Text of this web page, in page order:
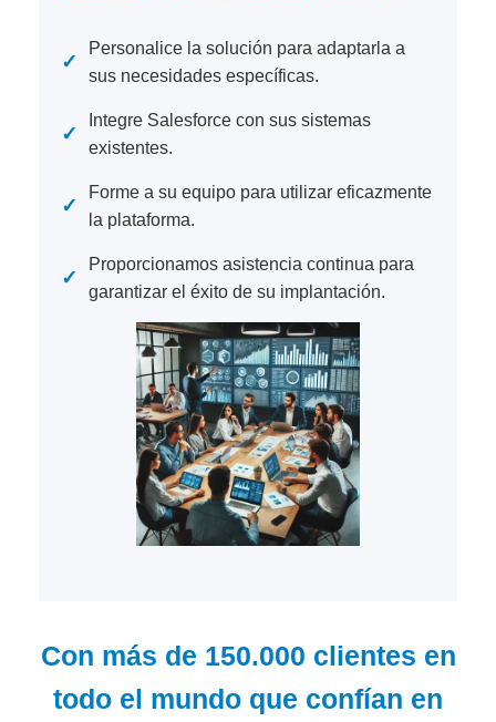
✓
Personalice la solución para adaptarla a
sus necesidades específicas.
✓
Integre Salesforce con sus sistemas
existentes.
✓
Forme a su equipo para utilizar eficazmente
la plataforma.
✓
Proporcionamos asistencia continua para
garantizar el éxito de su implantación.
Con más de 150.000 clientes en
todo el mundo que confían en